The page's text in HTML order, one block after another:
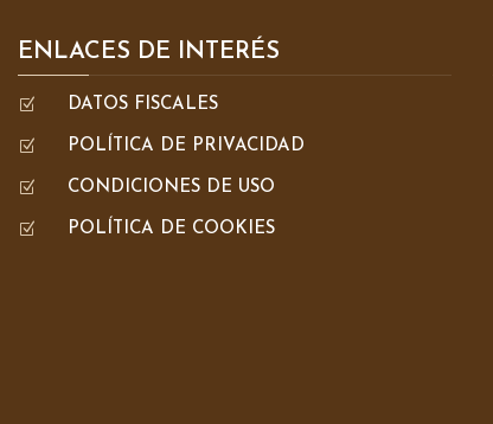
ENLACES DE INTERÉS
Z DATOS FISCALES
Z POLÍTICA DE PRIVACIDAD
Z CONDICIONES DE USO
Z POLÍTICA DE COOKIES